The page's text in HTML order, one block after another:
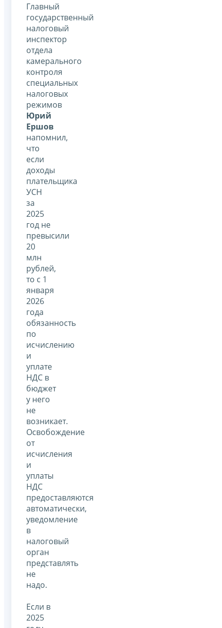
Главный
государственный
налоговый
инспектор
отдела
камерального
контроля
специальных
налоговых
режимов
Юрий
Ершов
напомнил,
что
если
доходы
плательщика
УСН
за
2025
год не
превысили
20
млн
рублей,
то с 1
января
2026
года
обязанность
по
исчислению
и
уплате
НДС в
бюджет
у него
не
возникает.
Освобождение
от
исчисления
и
уплаты
НДС
предоставляются
автоматически,
уведомление
в
налоговый
орган
представлять
не
надо.
Если в
2025